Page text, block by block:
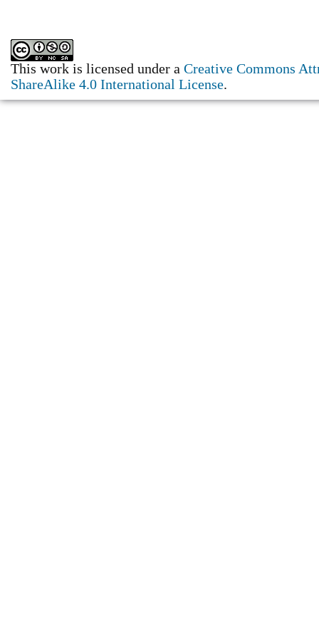
This work is licensed under a Creative Commons
ShareAlike 4.0 International License.